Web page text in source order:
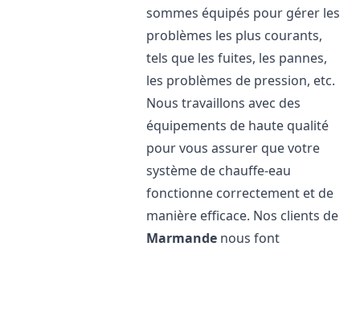
sommes équipés pour gérer les
problèmes les plus courants,
tels que les fuites, les pannes,
les problèmes de pression, etc.
Nous travaillons avec des
équipements de haute qualité
pour vous assurer que votre
système de chauffe-eau
fonctionne correctement et de
manière efficace. Nos clients de
Marmande nous font